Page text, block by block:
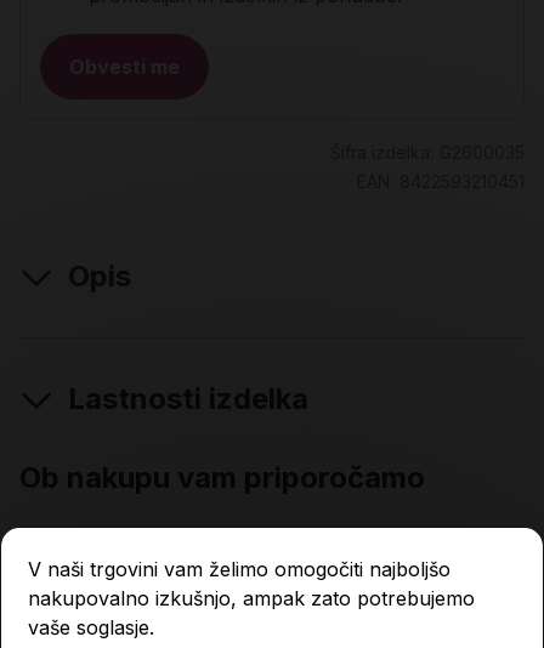
Obvesti me
Opis
Lastnosti izdelka
Ob nakupu vam priporočamo
V naši trgovini vam želimo omogočiti najboljšo
nakupovalno izkušnjo, ampak zato potrebujemo
vaše soglasje.